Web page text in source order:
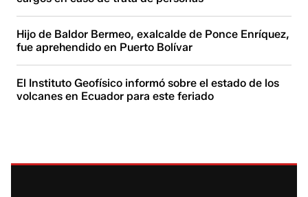
Hijo de Baldor Bermeo, exalcalde de Ponce Enríquez,
fue aprehendido en Puerto Bolívar
El Instituto Geofísico informó sobre el estado de los
volcanes en Ecuador para este feriado